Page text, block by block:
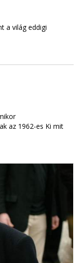
a világ eddigi
az 1962-es Ki mit